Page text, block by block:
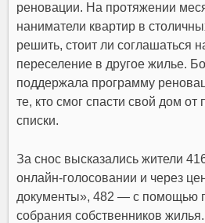
реновации. На протяжении
наниматели квартир в
решить, стоит ли соглашаться
переселение в другое жилье.
поддержала программу
те, кто смог спасти свой дом
списки.
За снос высказались жители
онлайн-голосовании и через
документы», 482 — с помощью
собрания собственников